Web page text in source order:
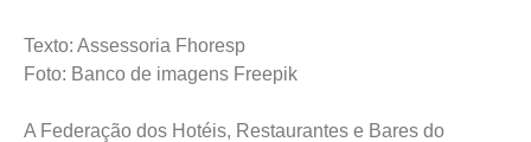
Texto: Assessoria Fhoresp
Foto: Banco de imagens Freepik
A Federação dos Hotéis, Restaurantes e Bares do